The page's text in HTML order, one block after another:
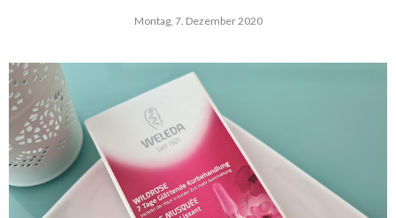
Montag, 7. Dezember 2020